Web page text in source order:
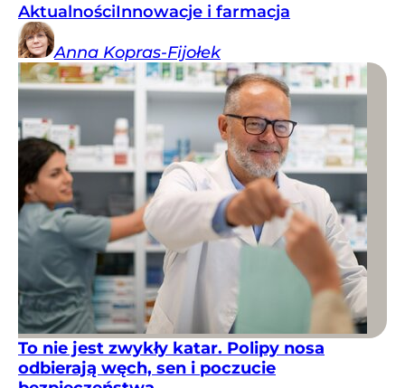
AktualnościInnowacje i farmacja
Anna Kopras-Fijołek
To nie jest zwykły katar. Polipy nosa
odbierają węch, sen i poczucie